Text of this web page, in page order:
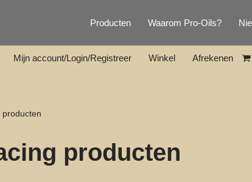
Producten Waarom Pro-Oils?
Mijn account/Login/Registreer Winkel Afrekenen
producten
producten